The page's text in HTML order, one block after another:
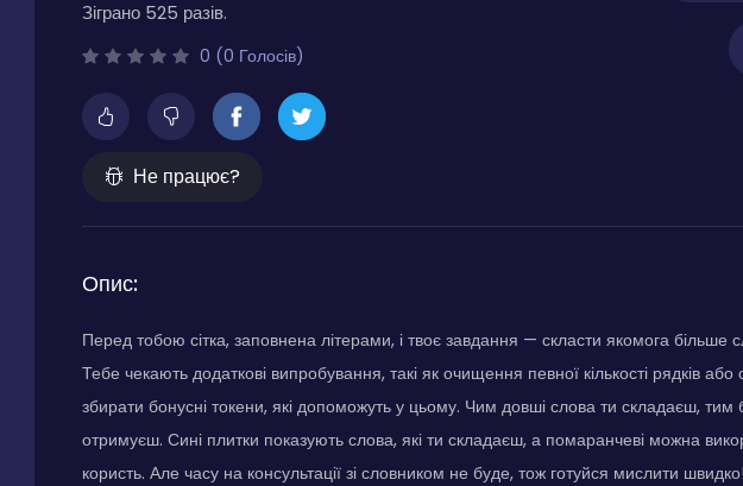
Зіграно 525 разів.
0 (0 Голосів)
Не працює?
Опис:
Перед тобою сітка, заповнена літерами, і твоє завдання — скласти якомога більше
Тебе чекають додаткові випробування, такі як очищення певної кількості рядків
збирати бонусні токени, які допоможуть у цьому. Чим довші слова ти складаєш, тим
отримуєш. Сині плитки показують слова, які ти складаєш, а помаранчеві можна
користь. Але часу на консультації зі словником не буде, тож готуйся мислити